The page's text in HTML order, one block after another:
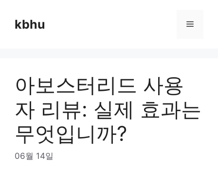
contentkbhu Menu
아보스터리드 사용
자 리뷰: 실제 효과는
무엇입니까?
06월 14일